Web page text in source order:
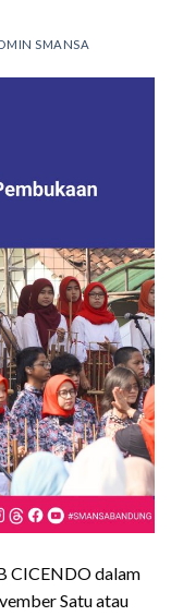
SMANSA
CICENDO dalam
Satu atau